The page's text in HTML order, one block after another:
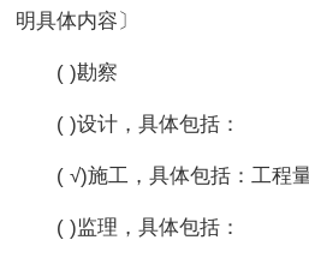
明具体内容〕
( )勘察
( )设计，具体包括：
( √)施工，具体包括：工程
( )监理，具体包括：